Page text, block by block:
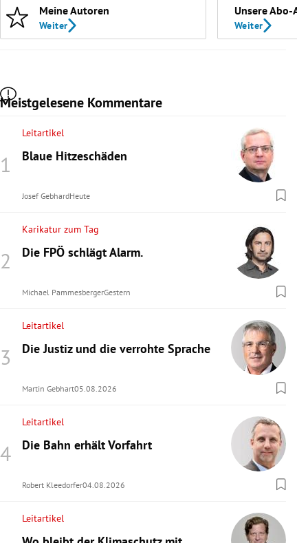
Meine Autoren
Weiter
Unsere Abo-
Weiter
Meistgelesene Kommentare
Leitartikel
Blaue Hitzeschäden
Josef GebhardHeute
Karikatur zum Tag
Die FPÖ schlägt Alarm.
Michael PammesbergerGestern
Leitartikel
Die Justiz und die verrohte Sprache
Martin Gebhart05.08.2026
Leitartikel
Die Bahn erhält Vorfahrt
Robert Kleedorfer04.08.2026
Leitartikel